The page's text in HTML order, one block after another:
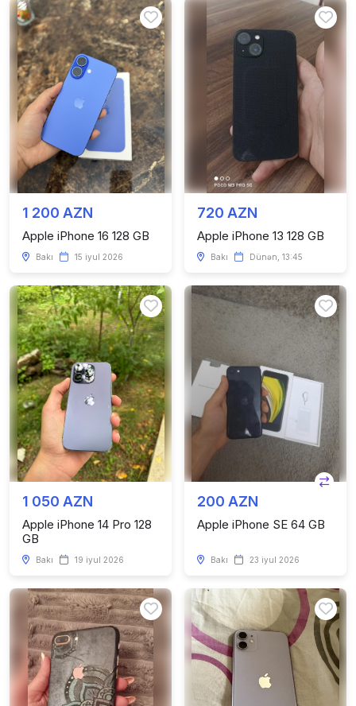
1 200 AZN
Apple iPhone 16 128 GB
Bakı 15 iyul 2026
720 AZN
Apple iPhone 13 128 GB
Bakı Dünən, 13:45
1 050 AZN
Apple iPhone 14 Pro 128
GB
Bakı 19 iyul 2026
200 AZN
Apple iPhone SE 64 GB
Bakı 23 iyul 2026